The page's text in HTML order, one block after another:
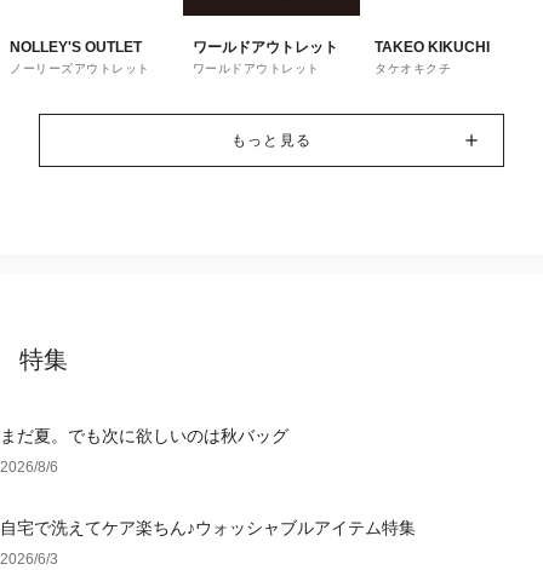
NOLLEY'S OUTLET
ノーリーズアウトレット
ワールドアウトレット
ワールドアウトレット
TAKEO KIKUCHI
タケオキクチ
もっと見る
特集
まだ夏。でも次に欲しいのは秋バッグ
2026/8/6
自宅で洗えてケア楽ちん♪ウォッシャブルアイテム特集
2026/6/3